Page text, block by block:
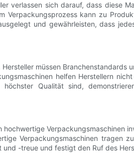
verlassen sich darauf, dass diese
kann zu
und gewährleisten, dass
müssen Branchenstandards
helfen Herstellern
Qualität sind,
Verpackungsmaschinen
Verpackungsmaschinen tragen
-treue und festigt den Ruf des